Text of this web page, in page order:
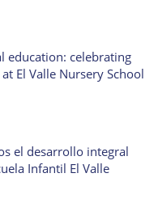
education: celebrating
El Valle Nursery School
el desarrollo integral
Infantil El Valle